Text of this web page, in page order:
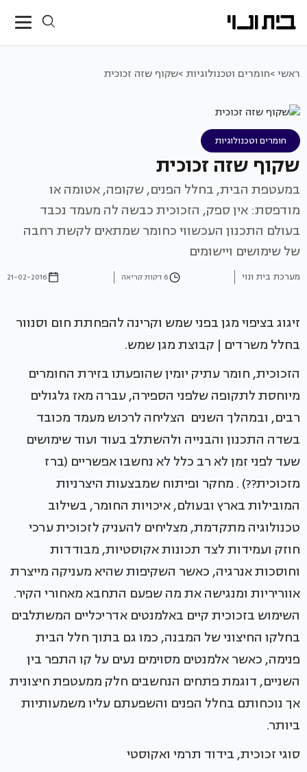
ראשי >חומרים וטכנולוגיות >שקוף שזה זכוכית
חומרים וטכנולוגיות
שקוף שזה זכוכית
במעטפת הבית, בחלל הפנים, שקופה, אטומה או
מודפסת: אין ספק, הזכוכית כבשה לה מעמד נכבד
בעולם התכנון העכשווי כחומר שמתאים לקשת רחבה
של שימושים ויישומים
מערכת בית ונוי 6 דקות קריאה 21-02-2016
זיגוג בציפוי מגן בפני שמש וקרינה להפחתת חום וסנוור
בחלל משרדים | קבוצת מגן שמש.
הזכוכית, חומר עתיק יומין שהופעתו בזירת החומרים
מיוחסת לתקופה שלפני הספירה, עברה מאז גלגולים
רבים, ובמהלך השנים הצליחה לרכוש מעמד מכובד
בשדה התכנון והבנייה ולהשתלב בעוד ועוד שימושים
שעד לפני זמן לא רב כלל לא נחשבו אפשריים (ברז
מזכוכית??) . מחקר ופיתוח שמבצעות היצרניות
המובילות בארץ ובעולם, איכויות החומר, בשילוב
טכנולוגיה מתקדמת, מצליחים להעניק לזכוכית ערכי
חוזק ועמידות לצד תכונות אקוסטיות, מבודדות
וחוסכות אנרגיה, כאשר השקיפות שהיא מעניקה מייצרת
אווריריות ומנגישה את מה שפעם התחבא מאחורי הקיר.
השימוש בזכוכית קיים באלמנטים אדריכליים המשתלבים
בחלקו החיצוני של המבנה, כמו גם בתוך חלל הבית
פנימה, כאשר אלמנטים מסוימים נעים על קו התפר בין
השניים, דוגמת פתחים הנחשבים חלק ממעטפת חיצונית
אך נוכחותם בחלל הפנים והשפעתם עליו משמעותיות
ביותר.
סוגי זכוכית, בידוד תרמי ואקוסטי